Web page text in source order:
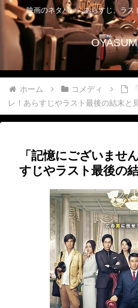
映画のネタバレ、あらすじ、ラ
ホーム コメディ
レ！あらすじやラスト最後の結末と
「記憶にございませ
すじやラスト最後の